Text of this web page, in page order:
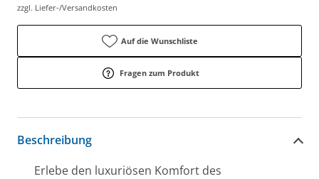
zzgl. Liefer-/Versandkosten
Auf die Wunschliste
Fragen zum Produkt
Beschreibung
Erlebe den luxuriösen Komfort des